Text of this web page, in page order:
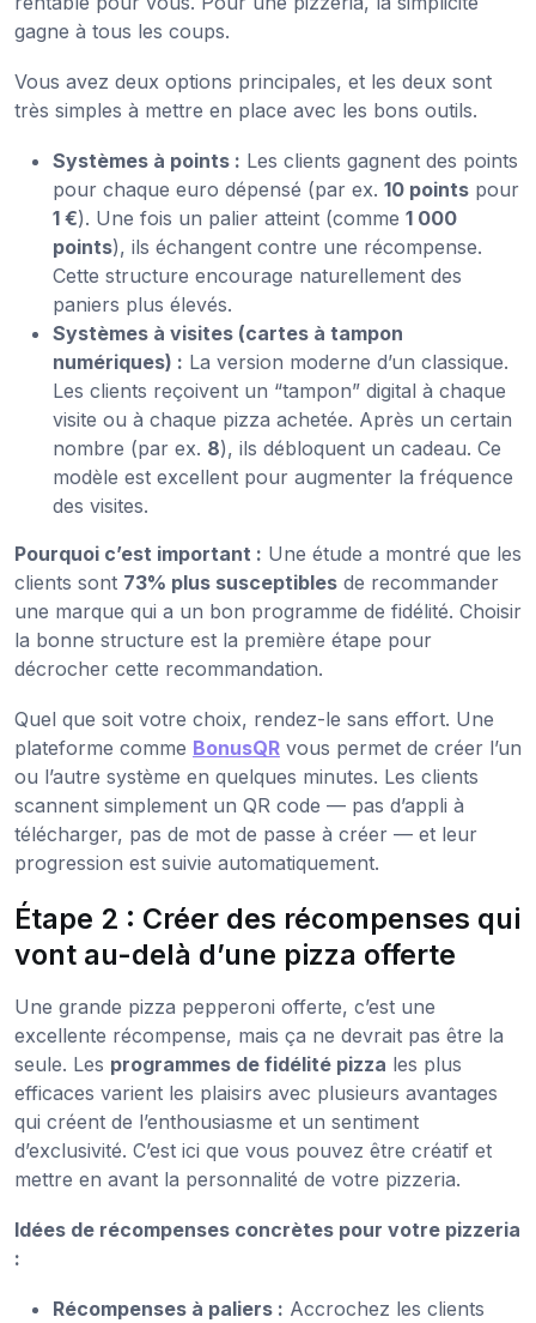
gagne à tous les coups.
Vous avez deux options principales, et les deux sont
très simples à mettre en place avec les bons outils.
Systèmes à points : Les clients gagnent des points
pour chaque euro dépensé (par ex. 10 points pour
1 €). Une fois un palier atteint (comme 1 000
points), ils échangent contre une récompense.
Cette structure encourage naturellement des
paniers plus élevés.
Systèmes à visites (cartes à tampon
numériques) : La version moderne d’un classique.
Les clients reçoivent un “tampon” digital à chaque
visite ou à chaque pizza achetée. Après un certain
nombre (par ex. 8), ils débloquent un cadeau. Ce
modèle est excellent pour augmenter la fréquence
des visites.
Pourquoi c’est important : Une étude a montré que les
clients sont 73% plus susceptibles de recommander
une marque qui a un bon programme de fidélité. Choisir
la bonne structure est la première étape pour
décrocher cette recommandation.
Quel que soit votre choix, rendez-le sans effort. Une
plateforme comme BonusQR vous permet de créer l’un
ou l’autre système en quelques minutes. Les clients
scannent simplement un QR code — pas d’appli à
télécharger, pas de mot de passe à créer — et leur
progression est suivie automatiquement.
Étape 2 : Créer des récompenses qui
vont au-delà d’une pizza offerte
Une grande pizza pepperoni offerte, c’est une
excellente récompense, mais ça ne devrait pas être la
seule. Les programmes de fidélité pizza les plus
efficaces varient les plaisirs avec plusieurs avantages
qui créent de l’enthousiasme et un sentiment
d’exclusivité. C’est ici que vous pouvez être créatif et
mettre en avant la personnalité de votre pizzeria.
Idées de récompenses concrètes pour votre pizzeria
:
Récompenses à paliers : Accrochez les clients